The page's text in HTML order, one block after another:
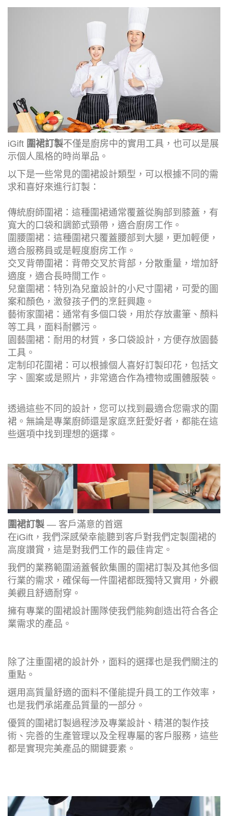
iGift 圍裙訂製不僅是廚房中的實用工具，也可以是展
示個人風格的時尚單品。
以下是一些常見的圍裙設計類型，可以根據不同的需
求和喜好來進行訂製：
傳統廚師圍裙：這種圍裙通常覆蓋從胸部到膝蓋，有
寬大的口袋和調節式頸帶，適合廚房工作。
圍腰圍裙：這種圍裙只覆蓋腰部到大腿，更加輕便，
適合服務員或是輕度廚房工作。
交叉背帶圍裙：背帶交叉於背部，分散重量，增加舒
適度，適合長時間工作。
兒童圍裙：特別為兒童設計的小尺寸圍裙，可愛的圖
案和顏色，激發孩子們的烹飪興趣。
藝術家圍裙：通常有多個口袋，用於存放畫筆、顏料
等工具，面料耐髒污。
園藝圍裙：耐用的材質，多口袋設計，方便存放園藝
工具。
定制印花圍裙：可以根據個人喜好訂製印花，包括文
字、圖案或是照片，非常適合作為禮物或團體服裝。
透過這些不同的設計，您可以找到最適合您需求的圍
裙。無論是專業廚師還是家庭烹飪愛好者，都能在這
些選項中找到理想的選擇。
圍裙訂製 — 客戶滿意的首選
在iGift，我們深感榮幸能聽到客戶對我們定製圍裙的
高度讚賞，這是對我們工作的最佳肯定。
我們的業務範圍涵蓋餐飲集團的圍裙訂製及其他多個
行業的需求，確保每一件圍裙都既獨特又實用，外觀
美觀且舒適耐穿。
擁有專業的圍裙設計團隊使我們能夠創造出符合各企
業需求的產品。
除了注重圍裙的設計外，面料的選擇也是我們關注的
重點。
選用高質量舒適的面料不僅能提升員工的工作效率，
也是我們承諾產品質量的一部分。
優質的圍裙訂製過程涉及專業設計、精湛的製作技
術、完善的生產管理以及全程專屬的客戶服務，這些
都是實現完美產品的關鍵要素。